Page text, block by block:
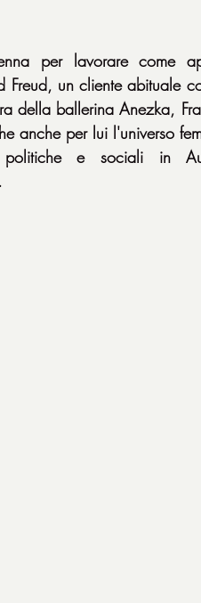
per lavorare come
un cliente abituale
della ballerina Anezka,
anche per lui l'universo
e sociali in